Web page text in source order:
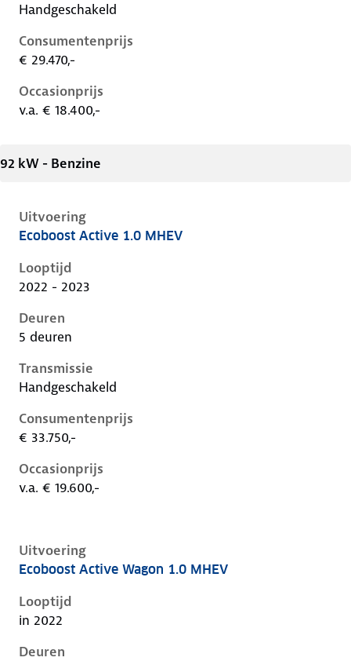
Handgeschakeld
Consumentenprijs
€ 29.470,-
Occasionprijs
v.a. € 18.400,-
92 kW - Benzine
Uitvoering
Ford Focus iv-1e-facelift, 1.0 mhev, 92 kW, Benzine,
Ecoboost Active 1.0 MHEV
Looptijd
2022 - 2023
Deuren
5 deuren
Transmissie
Handgeschakeld
Consumentenprijs
€ 33.750,-
Occasionprijs
v.a. € 19.600,-
Uitvoering
Ford Focus iv-1e-facelift, wagon 1.0 mhev, 92 kW,
Ecoboost Active Wagon 1.0 MHEV
Looptijd
in 2022
Deuren